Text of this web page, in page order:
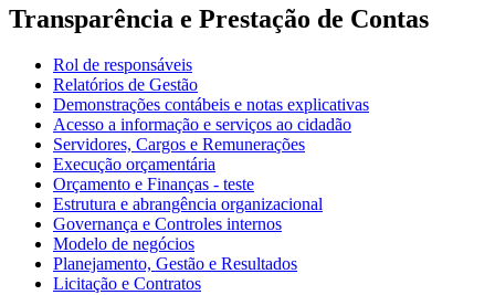
Transparência e Prestação de Contas
Rol de responsáveis
Relatórios de Gestão
Demonstrações contábeis e notas explicativas
Acesso a informação e serviços ao cidadão
Servidores, Cargos e Remunerações
Execução orçamentária
Orçamento e Finanças - teste
Estrutura e abrangência organizacional
Governança e Controles internos
Modelo de negócios
Planejamento, Gestão e Resultados
Licitação e Contratos